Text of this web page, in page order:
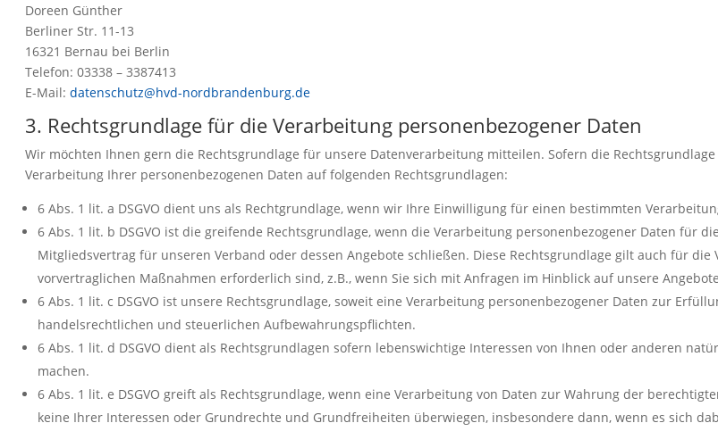
Doreen Günther
Berliner Str. 11-13
16321 Bernau bei Berlin
Telefon: 03338 – 3387413
E-Mail: datenschutz@hvd-nordbrandenburg.de
3. Rechtsgrundlage für die Verarbeitung personenbezogener Daten
Wir möchten Ihnen gern die Rechtsgrundlage für unsere Datenverarbeitung mitteilen. Sofern die
Verarbeitung Ihrer personenbezogenen Daten auf folgenden Rechtsgrundlagen:
6 Abs. 1 lit. a DSGVO dient uns als Rechtgrundlage, wenn wir Ihre Einwilligung für einen bestimmten
6 Abs. 1 lit. b DSGVO ist die greifende Rechtsgrundlage, wenn die Verarbeitung personenbezogener Daten für
Mitgliedsvertrag für unseren Verband oder dessen Angebote schließen. Diese Rechtsgrundlage gilt auch für
vorvertraglichen Maßnahmen erforderlich sind, z.B., wenn Sie sich mit Anfragen im Hinblick auf unsere
6 Abs. 1 lit. c DSGVO ist unsere Rechtsgrundlage, soweit eine Verarbeitung personenbezogener Daten zur
handelsrechtlichen und steuerlichen Aufbewahrungspflichten.
6 Abs. 1 lit. d DSGVO dient als Rechtsgrundlagen sofern lebenswichtige Interessen von Ihnen oder anderen
machen.
6 Abs. 1 lit. e DSGVO greift als Rechtsgrundlage, wenn eine Verarbeitung von Daten zur Wahrung der
keine Ihrer Interessen oder Grundrechte und Grundfreiheiten überwiegen, insbesondere dann, wenn es sich